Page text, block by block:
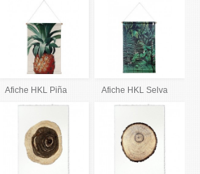
Afiche HKL Piña Afiche HKL Selva